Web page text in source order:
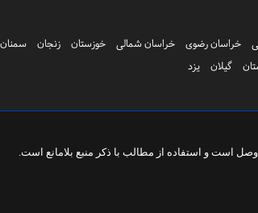
خراسان رضوی خراسان شمالی خوزستان زنجان سمنان
گیلان یزد
وصل است و استفاده از مطالب با ذکر منبع بلامانع است.